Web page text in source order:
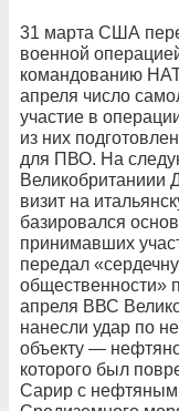
31 марта США
военной
командованию
апреля число
участие в
из них
для ПВО. На
Великобританиии
визит на
базировался
принимавших
передал
общественности»
апреля ВВС
нанесли удар по
объекту —
которого был
Сарир с нефтяным